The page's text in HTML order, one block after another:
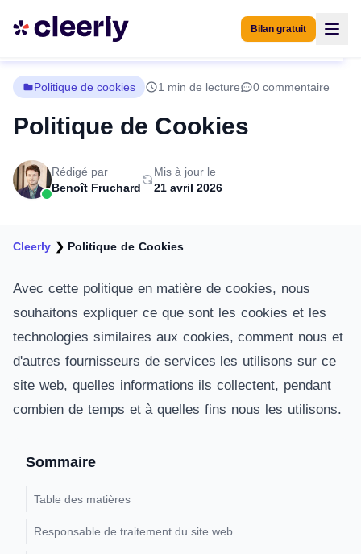
Bilan gratuit
Politique de cookies 1 min de lecture 0 commentaire
Politique de Cookies
Rédigé par
Benoît Fruchard
Mis à jour le
21 avril 2026
Cleerly ❯ Politique de Cookies
Avec cette politique en matière de cookies, nous
souhaitons expliquer ce que sont les cookies et les
technologies similaires aux cookies, comment nous et
d'autres fournisseurs de services les utilisons sur ce
site web, quelles informations ils collectent, pendant
combien de temps et à quelles fins nous les utilisons.
Sommaire
Table des matières
Responsable de traitement du site web